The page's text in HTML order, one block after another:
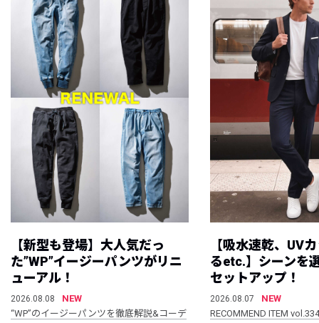
【新型も登場】大人気だっ
た”WP”イージーパンツがリニ
ューアル！
2026.08.08
NEW
“WP”のイージーパンツを徹底解説&コーデ
【吸水速乾、UV
るetc.】シーンを
セットアップ！
2026.08.07
NEW
RECOMMEND ITEM vol.334